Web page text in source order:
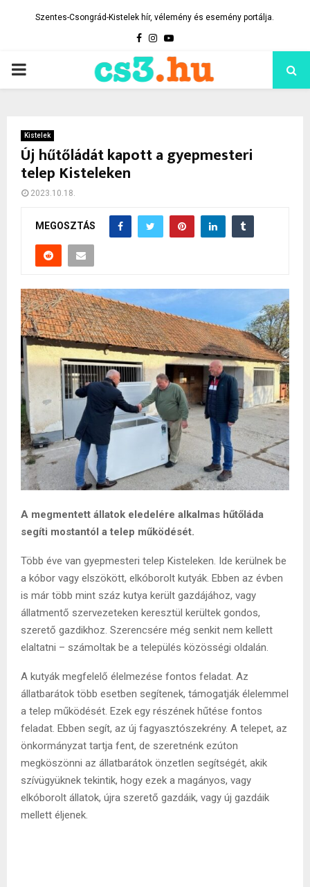
Szentes-Csongrád-Kistelek hír, vélemény és esemény portálja.
Facebook
Instagram
Youtube
PRIMARY
Kistelek
Új hűtőládát kapott a gyepmesteri
telep Kisteleken
2023.10.18.
MEGOSZTÁS
A megmentett állatok eledelére alkalmas hűtőláda
segíti mostantól a telep működését.
Több éve van gyepmesteri telep Kisteleken. Ide kerülnek be
a kóbor vagy elszökött, elkóborolt kutyák. Ebben az évben
is már több mint száz kutya került gazdájához, vagy
állatmentő szervezeteken keresztül kerültek gondos,
szerető gazdikhoz. Szerencsére még senkit nem kellett
elaltatni – számoltak be a település közösségi oldalán.
A kutyák megfelelő élelmezése fontos feladat. Az
állatbarátok több esetben segítenek, támogatják élelemmel
a telep működését. Ezek egy részének hűtése fontos
feladat. Ebben segít, az új fagyasztószekrény. A telepet, az
önkormányzat tartja fent, de szeretnénk ezúton
megköszönni az állatbarátok önzetlen segítségét, akik
szívügyüknek tekintik, hogy ezek a magányos, vagy
elkóborolt állatok, újra szerető gazdáik, vagy új gazdáik
mellett éljenek.